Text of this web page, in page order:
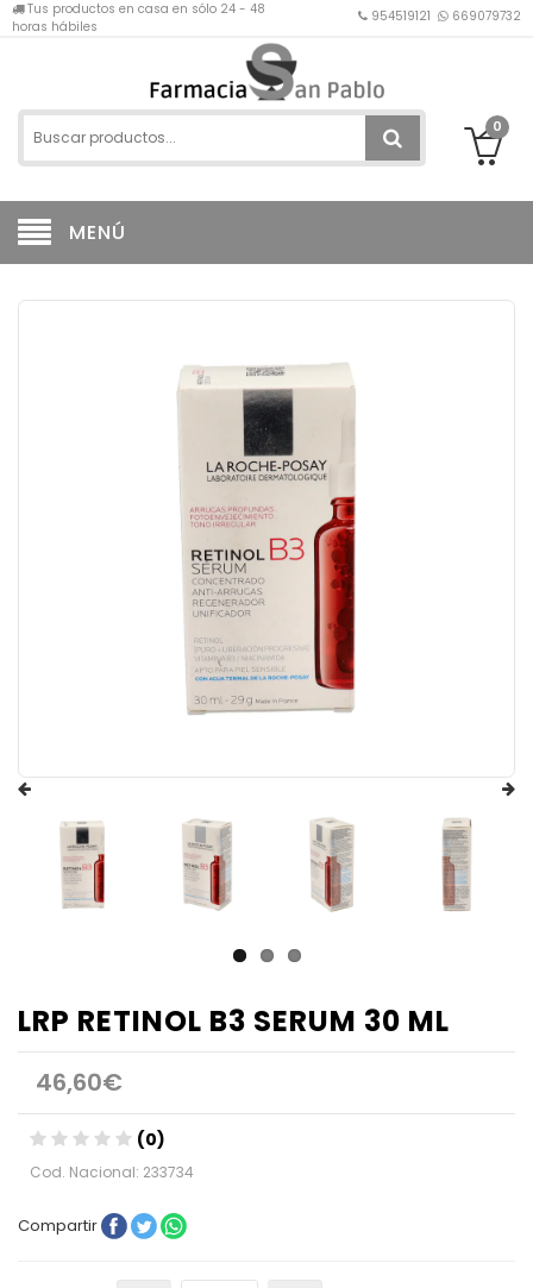
Tus productos en casa en sólo 24 - 48
horas hábiles
954519121 669079732
0
MENÚ
LRP RETINOL B3 SERUM 30 ML
46,60€
(0)
Cod. Nacional: 233734
Compartir